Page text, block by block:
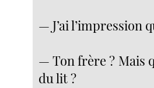
— J’ai l’impression
— Ton frère ? Mais
du lit ?